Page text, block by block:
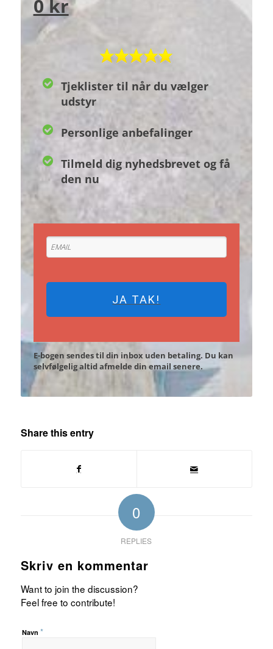
0 kr
Tjeklister til når du vælger
udstyr
Personlige anbefalinger
Tilmeld dig nyhedsbrevet og få
den nu
JA TAK!
E-bogen sendes til din inbox uden betaling. Du kan
selvfølgelig altid afmelde din email senere.
Share this entry
0
REPLIES
Skriv en kommentar
Want to join the discussion?
Feel free to contribute!
Navn *